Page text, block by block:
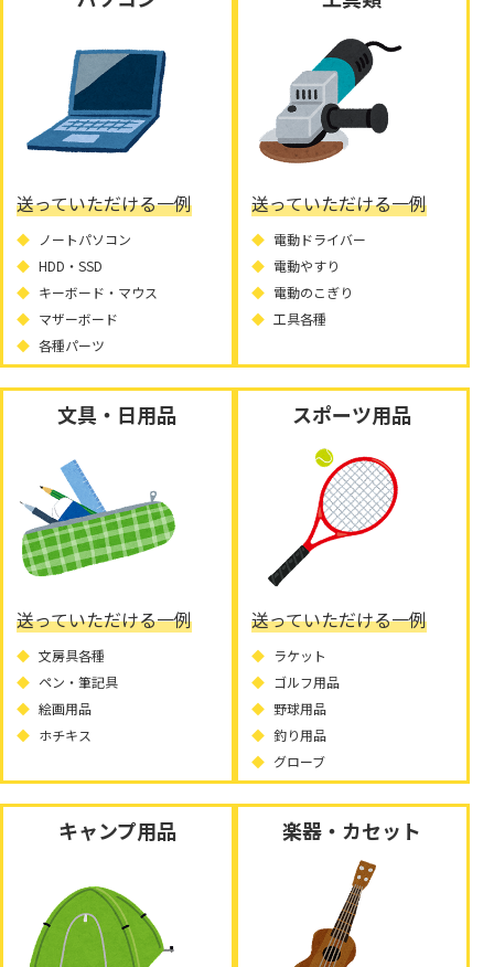
送っていただける一例
ノートパソコン
HDD・SSD
キーボード・マウス
マザーボード
各種パーツ
送っていただける一例
電動ドライバー
電動やすり
電動のこぎり
工具各種
文具・日用品
送っていただける一例
文房具各種
ペン・筆記具
絵画用品
ホチキス
スポーツ用品
送っていただける一例
ラケット
ゴルフ用品
野球用品
釣り用品
グローブ
キャンプ用品 楽器・カセット